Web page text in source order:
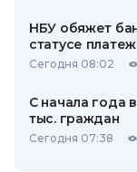
НБУ обяжет
статусе
Сегодня 08:02
С начала года
тыс. граждан
Сегодня 07:38